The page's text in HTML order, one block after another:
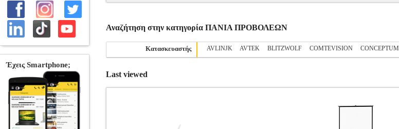
Αναζήτηση στην κατηγορία ΠΑΝΙΑ ΠΡΟΒΟΛΕΩΝ
Κατασκευαστής AVLINJK AVTEK BLITZWOLF COMTEVISION CONCEPTUM
Last viewed